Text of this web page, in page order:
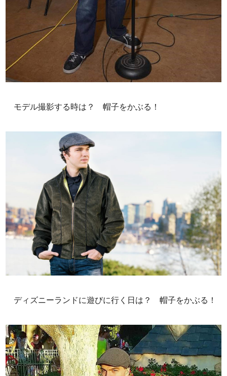
モデル撮影する時は？ 帽子をかぶる！
ディズニーランドに遊びに行く日は？ 帽子をかぶる！